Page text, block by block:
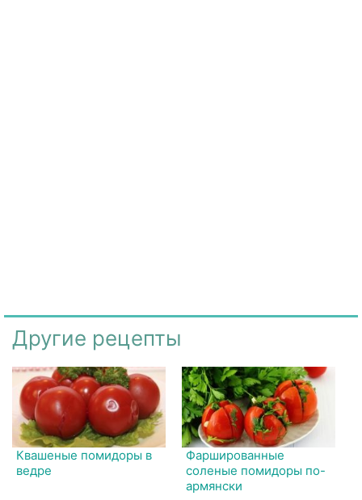
Другие рецепты
Квашеные помидоры в
ведре
Фаршированные
соленые помидоры по-
армянски